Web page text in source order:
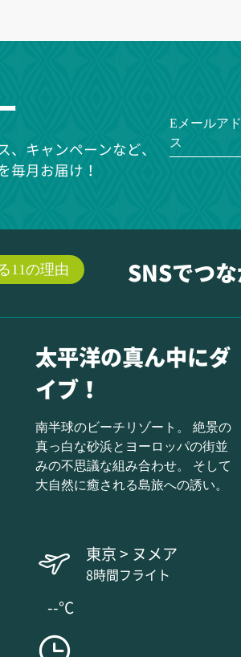
、キャンペーンなど、
毎月お届け！
Eメールア
ス
11の理由 SNSでつな
太平洋の真ん中にダ
イブ！
南半球のビーチリゾート。 絶景の
真っ白な砂浜とヨーロッパの街並
みの不思議な組み合わせ。 そして
大自然に癒される島旅への誘い。
東京 > ヌメア
8時間フライト
--°C